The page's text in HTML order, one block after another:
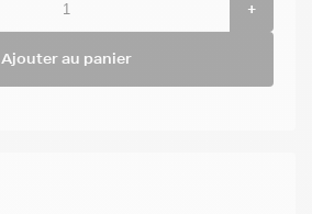
+
Ajouter au panier